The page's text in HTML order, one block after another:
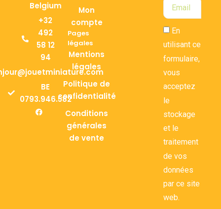
Belgium
+32
492
58 12
94
BE
0793.946.582
Mon
compte
Pages
légales
Mentions
légales
Politique de
confidentialité
Conditions
générales
de vente
En
utilisant ce
formulaire,
vous
acceptez
le
stockage
et le
traitement
de vos
données
par ce site
web.